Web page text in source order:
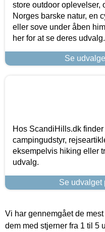
store outdoor oplevelser,
Norges barske natur, en
eller sove under åben
her for at se deres udvalg.
Se
Hos ScandiHills.dk
campingudstyr,
eksempelvis hiking eller
udvalg.
Se udvalget
Vi har gennemgået de
dem med stjerner fra 1 til 5